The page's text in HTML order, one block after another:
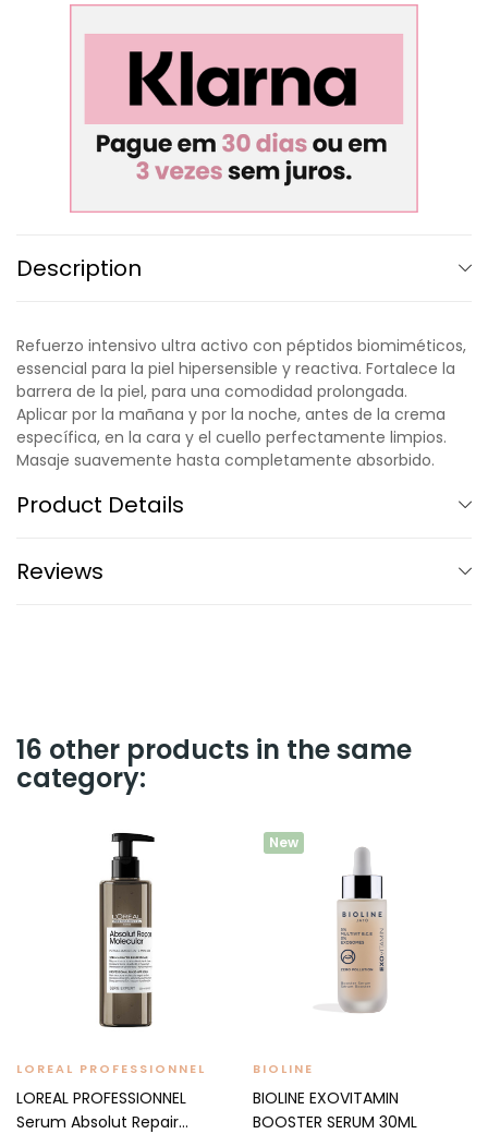
Description
Refuerzo intensivo ultra activo con péptidos biomiméticos,
essencial para la piel hipersensible y reactiva. Fortalece la
barrera de la piel, para una comodidad prolongada.
Aplicar por la mañana y por la noche, antes de la crema
específica, en la cara y el cuello perfectamente limpios.
Masaje suavemente hasta completamente absorbido.
Product Details
Reviews
16 other products in the same
category:
LOREAL PROFESSIONNEL
LOREAL PROFESSIONNEL
Serum Absolut Repair...
New
BIOLINE
BIOLINE EXOVITAMIN
BOOSTER SERUM 30ML